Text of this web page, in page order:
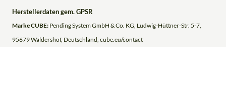
Herstellerdaten gem. GPSR
Marke CUBE: Pending System GmbH & Co. KG, Ludwig-Hüttner-Str. 5-7,
95679 Waldershof, Deutschland, cube.eu/contact